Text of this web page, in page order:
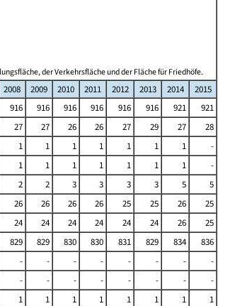
der Verkehrsfläche und der Fläche für Friedhöfe.
2008 2009 2010 2011 2012 2013 2014
2015
916 916 916 916 916 916 921
921
27 27 26 26 27 29 27
28
1 1 1 1 1 1 1
-
1 1 1 1 1 1 1
-
2 2 3 3 3 3 5
5
26 26 26 26 25 25 26
25
24 24 24 24 24 24 26
25
829 829 830 830 831 829 834
836
- - - - - - -
-
- - - - - - -
-
1 1 1 1 1 1 1
1